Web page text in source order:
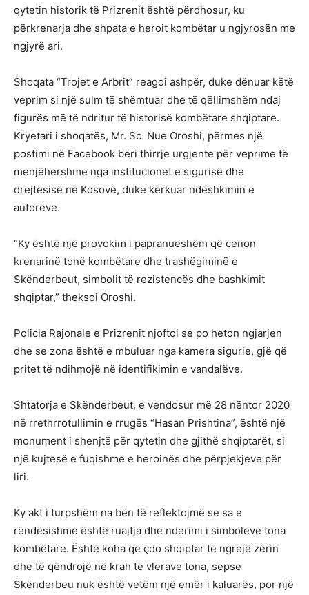
qytetin historik të Prizrenit është përdhosur, ku
përkrenarja dhe shpata e heroit kombëtar u ngjyrosën me
ngjyrë ari.
Shoqata “Trojet e Arbrit” reagoi ashpër, duke dënuar këtë
veprim si një sulm të shëmtuar dhe të qëllimshëm ndaj
figurës më të ndritur të historisë kombëtare shqiptare.
Kryetari i shoqatës, Mr. Sc. Nue Oroshi, përmes një
postimi në Facebook bëri thirrje urgjente për veprime të
menjëhershme nga institucionet e sigurisë dhe
drejtësisë në Kosovë, duke kërkuar ndëshkimin e
autorëve.
“Ky është një provokim i papranueshëm që cenon
krenarinë tonë kombëtare dhe trashëgiminë e
Skënderbeut, simbolit të rezistencës dhe bashkimit
shqiptar,” theksoi Oroshi.
Policia Rajonale e Prizrenit njoftoi se po heton ngjarjen
dhe se zona është e mbuluar nga kamera sigurie, gjë që
pritet të ndihmojë në identifikimin e vandalëve.
Shtatorja e Skënderbeut, e vendosur më 28 nëntor 2020
në rrethrrotullimin e rrugës “Hasan Prishtina”, është një
monument i shenjtë për qytetin dhe gjithë shqiptarët, si
një kujtesë e fuqishme e heroinës dhe përpjekjeve për
liri.
Ky akt i turpshëm na bën të reflektojmë se sa e
rëndësishme është ruajtja dhe nderimi i simboleve tona
kombëtare. Është koha që çdo shqiptar të ngrejë zërin
dhe të qëndrojë në krah të vlerave tona, sepse
Skënderbeu nuk është vetëm një emër i kaluarës, por një